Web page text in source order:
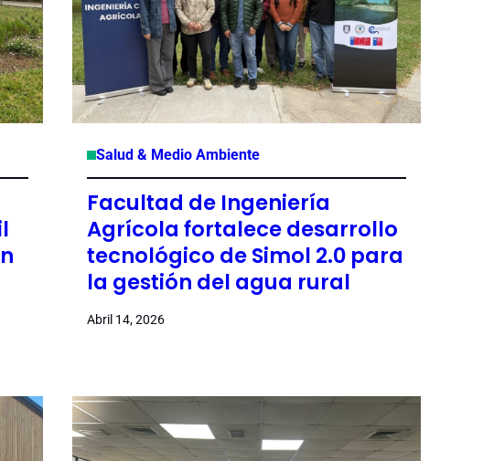
Salud & Medio Ambiente
Facultad de Ingeniería
Agrícola fortalece desarrollo
tecnológico de Simol 2.0 para
la gestión del agua rural
Abril 14, 2026